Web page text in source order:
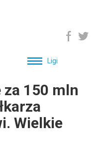
Ligi
za 150 mln
Wielkie